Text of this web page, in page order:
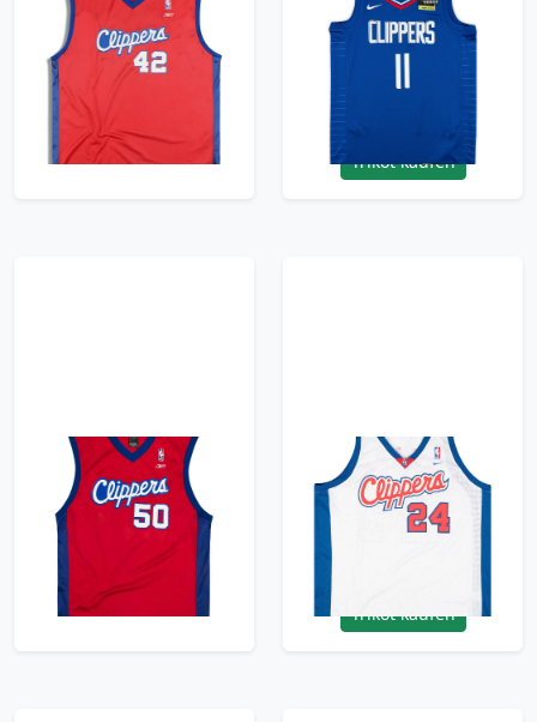
2002-06 LA Clippers
Brand #42 Reebok
Jersey (Away) XL
59.99£ · ca. €71
Trikot kaufen
2022-23 LA Clippers
Wall #11 Nike
Swingman Jersey
(Away) S - W/Tags
59.99£ · ca. €71
Trikot kaufen
2002-06 LA Clippers
Maggette #50 Reebok
Jersey (Away) L
53.99£ · ca. €64
Trikot kaufen
2002-03 LA Clippers
Miller #24 Nike
Swingman Jersey
(Home) XXL
Trikot kaufen